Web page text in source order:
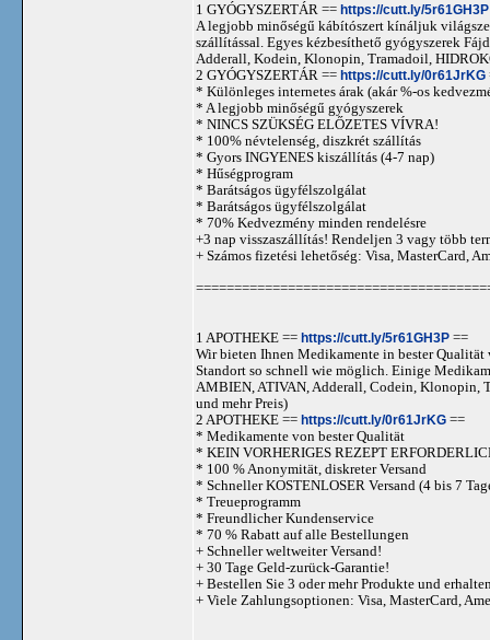
1 GYÓGYSZERTÁR == https://cutt.ly/5r61GH3P
A legjobb minőségű kábítószert kínáljuk
szállítással. Egyes kézbesíthető gyógyszerek
Adderall, Kodein, Klonopin, Tramadoil,
2 GYÓGYSZERTÁR == https://cutt.ly/0r61JrKG
* Különleges internetes árak (akár %-os
* A legjobb minőségű gyógyszerek
* NINCS SZÜKSÉG ELŐZETES VÍVRA!
* 100% névtelenség, diszkrét szállítás
* Gyors INGYENES kiszállítás (4-7 nap)
* Hűségprogram
* Barátságos ügyfélszolgálat
* Barátságos ügyfélszolgálat
* 70% Kedvezmény minden rendelésre
+3 nap visszaszállítás! Rendeljen 3 vagy több
+ Számos fizetési lehetőség: Visa, MasterCard,
1 APOTHEKE == https://cutt.ly/5r61GH3P ==
Wir bieten Ihnen Medikamente in bester
Standort so schnell wie möglich. Einige
AMBIEN, ATIVAN, Adderall, Codein, Klonopin,
und mehr Preis)
2 APOTHEKE == https://cutt.ly/0r61JrKG ==
* Medikamente von bester Qualität
* KEIN VORHERIGES REZEPT
* 100 % Anonymität, diskreter Versand
* Schneller KOSTENLOSER Versand (4 bis 7
* Treueprogramm
* Freundlicher Kundenservice
* 70 % Rabatt auf alle Bestellungen
+ Schneller weltweiter Versand!
+ 30 Tage Geld-zurück-Garantie!
+ Bestellen Sie 3 oder mehr Produkte und
+ Viele Zahlungsoptionen: Visa, MasterCard,